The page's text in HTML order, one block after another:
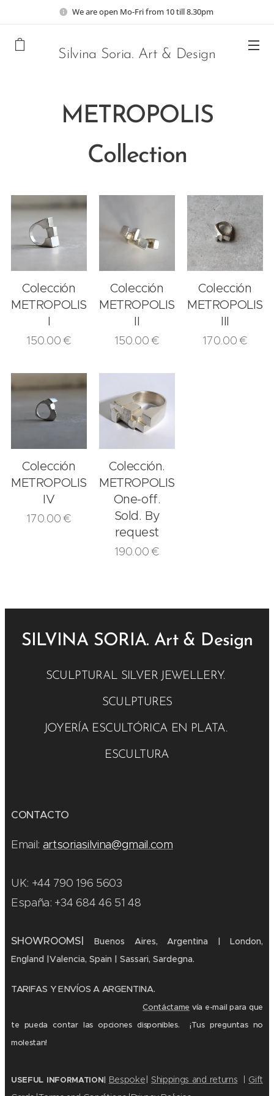
We are open Mo-Fri from 10 till 8.30pm
Silvina Soria. Art & Design
METROPOLIS
Collection
Colección
METROPOLIS.
I
150.00€
Colección
METROPOLIS.
II
150.00€
Colección
METROPOLIS.
III
170.00€
Colección
METROPOLIS.
IV
170.00€
Colección.
METROPOLIS.
One-off.
Sold. By
request
190.00€
SILVINA SORIA. Art & Design
SCULPTURAL SILVER JEWELLERY.
SCULPTURES
JOYERÍA ESCULTÓRICA EN PLATA.
ESCULTURA
CONTACTO
Email: artsoriasilvina@gmail.com
UK: +44 790 196 5603
España: +34 684 46 51 48
SHOWROOMS Buenos Aires, Argentina | London,
England |Valencia, Spain | Sassari, Sardegna.
TARIFAS Y ENVÍOS A ARGENTINA.
Contáctame vía e-mail para que
te pueda contar las opciones disponibles. ¡Tus preguntas no
molestan!
USEFUL INFORMATION| Bespoke| Shippings and returns | Gift